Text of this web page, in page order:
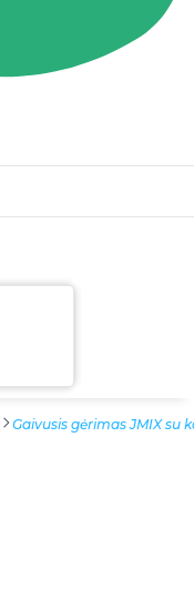
Gaivusis gėrimas JMIX su